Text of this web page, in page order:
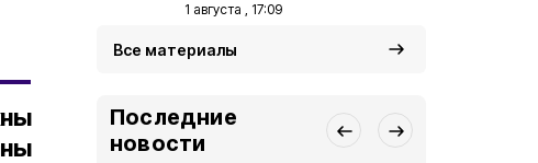
1 августа , 17:09
Все материалы
Последние
новости